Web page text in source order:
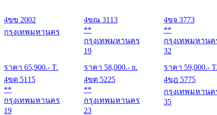
4ขข 2002
กรุงเทพมหานคร
ราคา 65,900.- T.
4ขณ 3113
**
กรุงเทพมหานคร
19
ราคา 58,000.- n.
4ขจ 3773
**
กรุงเทพมหานค
32
ราคา 59,000.-
4ขด 5115
**
กรุงเทพมหานคร
19
4ขต 5225
**
กรุงเทพมหานคร
23
4ขฎ 5775
กรุงเทพมหานค
35